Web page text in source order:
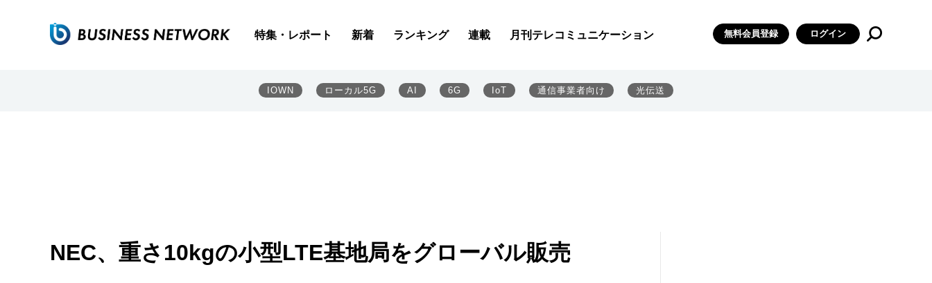
特集・レポート 新着 ランキング 連載 月刊テレコミュニケーション 無料会員登録 ログイン
IOWN ローカル5G AI 6G IoT 通信事業者向け 光伝送
NEC、重さ10kgの小型LTE基地局をグローバル販売